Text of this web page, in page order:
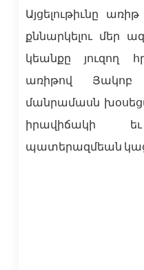
Այցելութիւնը
քննարկելու մեր
կեանքը յուզող
առիթով Յակոբ
մանրամասն
իրավիճակի
պատերազմեան